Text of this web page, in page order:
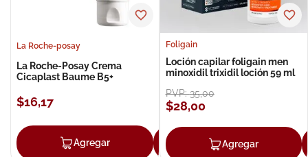
La Roche-posay
La Roche-Posay Crema
Cicaplast Baume B5+
$16,17
Agregar Agregar
Foligain
Loción capilar foligain men
minoxidil trixidil loción 59 ml
PVP:35,00
$28,00
Agregar